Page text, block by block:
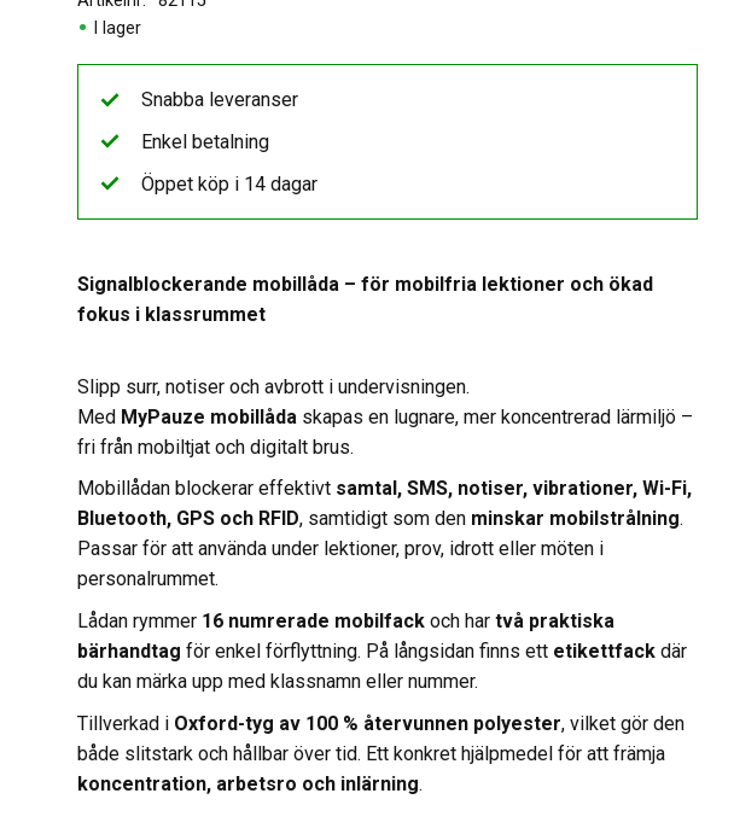
I lager
Signalblockerande mobillåda – för mobilfria lektioner och ökad
fokus i klassrummet
Slipp surr, notiser och avbrott i undervisningen.
Med MyPauze mobillåda skapas en lugnare, mer koncentrerad lärmiljö –
fri från mobiltjat och digitalt brus.
Mobillådan blockerar effektivt samtal, SMS, notiser, vibrationer, Wi-Fi,
Bluetooth, GPS och RFID, samtidigt som den minskar mobilstrålning.
Passar för att använda under lektioner, prov, idrott eller möten i
personalrummet.
Lådan rymmer 16 numrerade mobilfack och hartvå praktiska
bärhandtag för enkel förflyttning. På långsidan finns ett etikettfack där
du kan märka upp med klassnamn eller nummer.
Tillverkad i Oxford-tyg av 100 % återvunnen polyester, vilket gör den
både slitstark och hållbar över tid. Ett konkret hjälpmedel för att främja
koncentration, arbetsro och inlärning.
Snabba leveranser
Enkel betalning
Öppet köp i 14 dagar